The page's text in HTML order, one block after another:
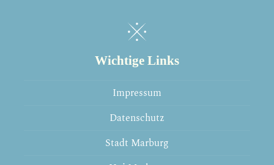
Wichtige Links
Impressum
Datenschutz
Stadt Marburg